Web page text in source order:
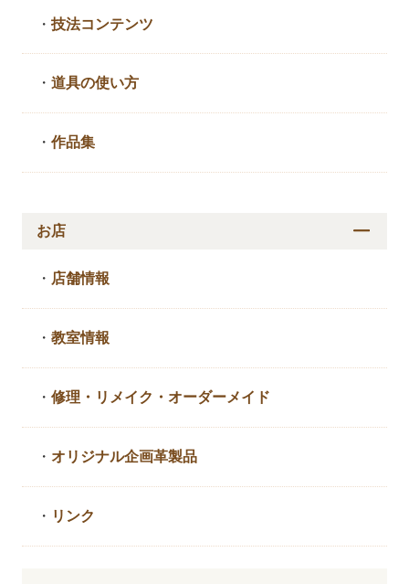
・技法コンテンツ
・道具の使い方
・作品集
お店
・ 店舗情報
・教室情報
・修理・リメイク・ オーダーメイド
・ オリジナル企画革製品
・ リンク